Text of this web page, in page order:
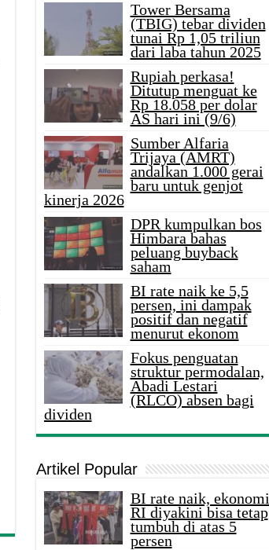
Tower Bersama
(TBIG) tebar dividen
tunai Rp 1,05 triliun
dari laba tahun 2025
Rupiah perkasa!
Ditutup menguat ke
Rp 18.058 per dolar
AS hari ini (9/6)
Sumber Alfaria
Trijaya (AMRT)
andalkan 1.000 gerai
baru untuk genjot
kinerja 2026
DPR kumpulkan bos
Himbara bahas
peluang buyback
saham
BI rate naik ke 5,5
persen, ini dampak
positif dan negatif
menurut ekonom
Fokus penguatan
struktur permodalan,
Abadi Lestari
(RLCO) absen bagi
dividen
Artikel Popular
BI rate naik, ekonomi
RI diyakini bisa tetap
tumbuh di atas 5
persen